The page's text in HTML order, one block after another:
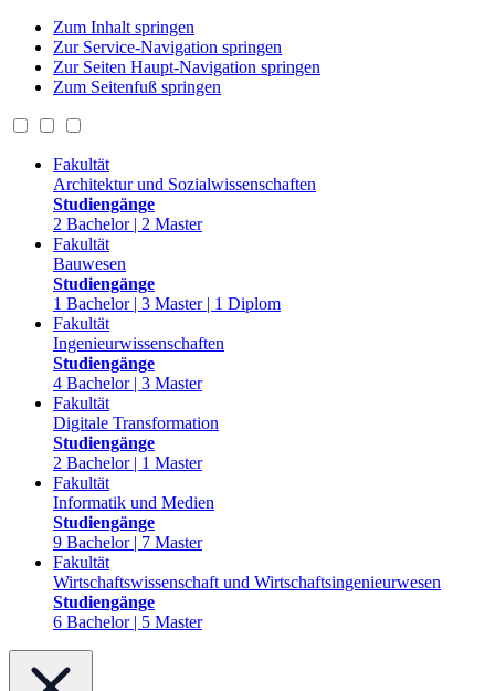
Zum Inhalt springen
Zur Service-Navigation springen
Zur Seiten Haupt-Navigation springen
Zum Seitenfuß springen
Fakultät
Architektur und Sozialwissenschaften
Studiengänge
2 Bachelor | 2 Master
Fakultät
Bauwesen
Studiengänge
1 Bachelor | 3 Master | 1 Diplom
Fakultät
Ingenieurwissenschaften
Studiengänge
4 Bachelor | 3 Master
Fakultät
Digitale Transformation
Studiengänge
2 Bachelor | 1 Master
Fakultät
Informatik und Medien
Studiengänge
9 Bachelor | 7 Master
Fakultät
Wirtschaftswissenschaft und Wirtschaftsingenieurwesen
Studiengänge
6 Bachelor | 5 Master